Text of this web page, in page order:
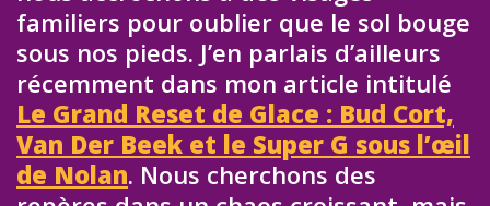
familiers pour oublier que le sol bouge
sous nos pieds. J’en parlais d’ailleurs
récemment dans mon article intitulé
Le Grand Reset de Glace : Bud Cort,
Van Der Beek et le Super G sous l’œil
de Nolan. Nous cherchons des